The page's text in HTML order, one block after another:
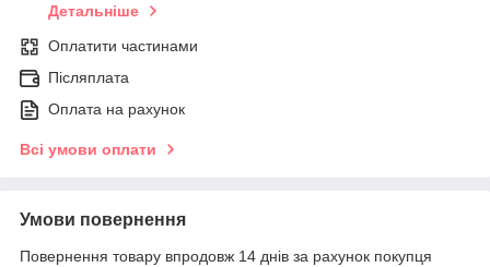
Детальніше
Оплатити частинами
Післяплата
Оплата на рахунок
Всі умови оплати
Умови повернення
Повернення товару впродовж 14 днів за рахунок покупця